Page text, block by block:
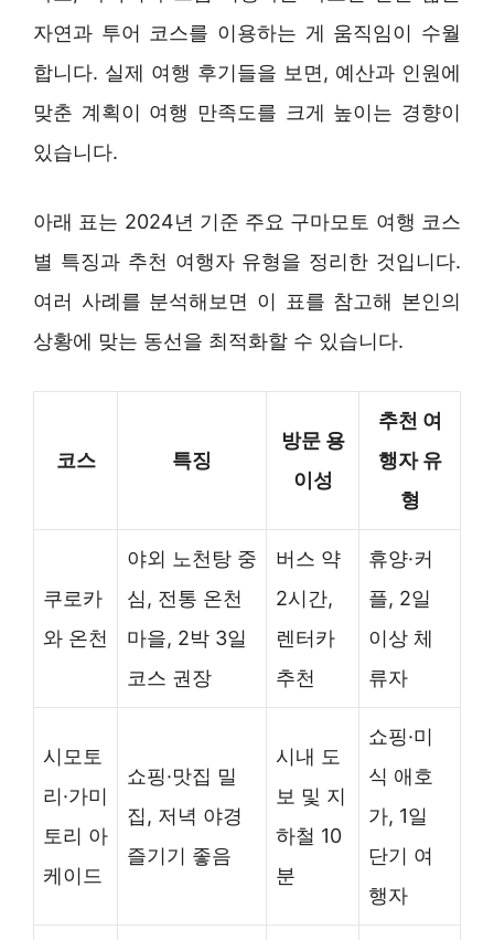
자연과 투어 코스를 이용하는 게 움직임이 수월
합니다. 실제 여행 후기들을 보면, 예산과 인원에
맞춘 계획이 여행 만족도를 크게 높이는 경향이
있습니다.
아래 표는 2024년 기준 주요 구마모토 여행 코스
별 특징과 추천 여행자 유형을 정리한 것입니다.
여러 사례를 분석해보면 이 표를 참고해 본인의
상황에 맞는 동선을 최적화할 수 있습니다.
코스 특징
방문 용
이성
추천 여
행자 유
형
쿠로카
와 온천
야외 노천탕 중
심, 전통 온천
마을, 2박 3일
코스 권장
버스 약
2시간,
렌터카
추천
휴양·커
플, 2일
이상 체
류자
시모토
리·가미
토리 아
케이드
쇼핑·맛집 밀
집, 저녁 야경
즐기기 좋음
시내 도
보 및 지
하철 10
분
쇼핑·미
식 애호
가, 1일
단기 여
행자